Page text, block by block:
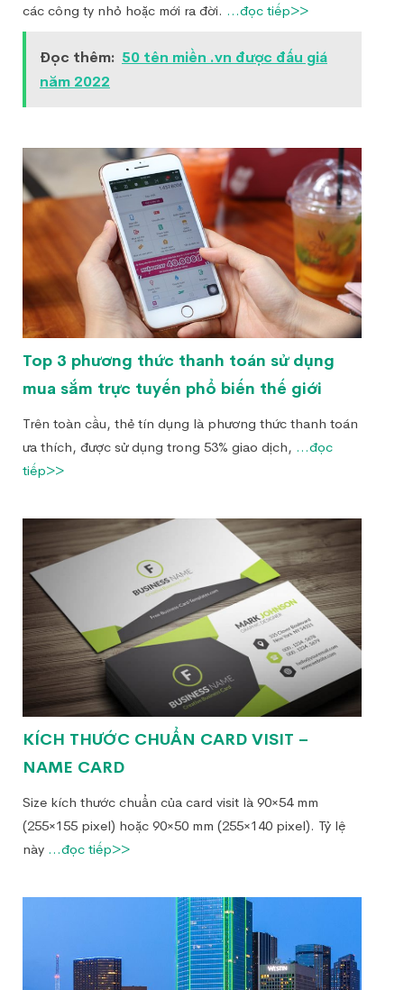
các công ty nhỏ hoặc mới ra đời. ...đọc tiếp>>
Đọc thêm: 50 tên miền .vn được đấu giá
năm 2022
Top 3 phương thức thanh toán sử dụng
mua sắm trực tuyến phổ biến thế giới
Trên toàn cầu, thẻ tín dụng là phương thức thanh toán
ưa thích, được sử dụng trong 53% giao dịch, ...đọc
tiếp>>
KÍCH THƯỚC CHUẨN CARD VISIT –
NAME CARD
Size kích thước chuẩn của card visit là 90×54 mm
(255×155 pixel) hoặc 90×50 mm (255×140 pixel). Tỷ lệ
này ...đọc tiếp>>